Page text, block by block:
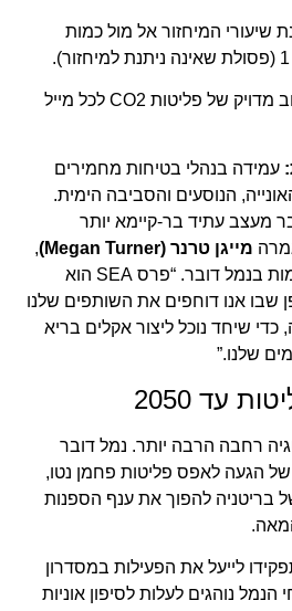
שיעורי המיחזור אל מול כמות
מדויק של פליטות CO2 לכל מייל
עמידה בנהלי בטיחות מחמירים
הנוסעים והסביבה הימית.
מעצב עתיד בר-קיימא יותר
מייגן טרנר (Megan Turner)
,
מנהלת סביבה וקיימות בנמל דובר. “פרס SEA הוא
שבו אנו דוחפים את השותפים שלנו
שיחד נוכל ליצור אקלים בריא
שלנו.”
עד 2050
רחבה הרבה יותר. נמל דובר
הגעה לאפס פליטות פחמן נטו,
בריטניה להפוך את ענף הספנות
לייעל את הפעילות במסדרון
נוהגים לעלות לסיפון אוניות